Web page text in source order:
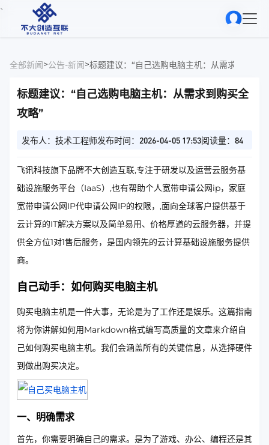
、
全部新闻>公告-新闻>标题建议：“自己选购电脑主机：从需求到购买
标题建议：“自己选购电脑主机：从需求到购买全
攻略”
发布人：技术工程师发布时间：2026-04-05 17:53阅读量：84
飞讯科技旗下品牌不大创造互联,专注于研发以及运营云服务基
础设施服务平台（IaaS）,也有帮助个人宽带申请公网ip，家庭
宽带申请公网IP代申请公网IP的权限，,面向全球客户提供基于
云计算的IT解决方案以及简单易用、价格厚道的云服务器，并提
供全方位1对1售后服务，是国内领先的云计算基础设施服务提供
商。
自己动手：如何购买电脑主机
购买电脑主机是一件大事，无论是为了工作还是娱乐。这篇指南
将为你讲解如何用Markdown格式编写高质量的文章来介绍自
己如何购买电脑主机。我们会涵盖所有的关键信息，从选择硬件
到做出购买决定。
一、明确需求
首先，你需要明确自己的需求。是为了游戏、办公、编程还是其